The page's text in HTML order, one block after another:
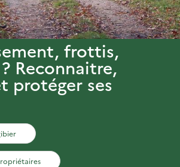
frottis,
Reconnaitre,
protéger ses